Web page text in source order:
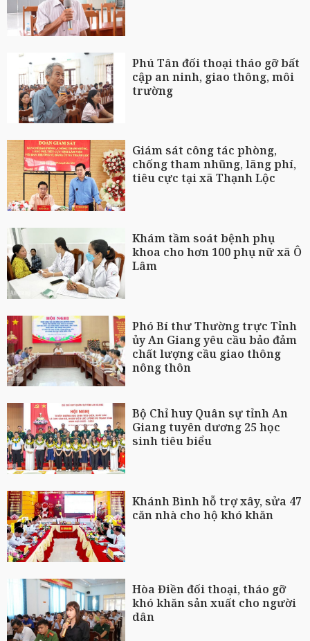
Phú Tân đối thoại tháo gỡ bất
cập an ninh, giao thông, môi
trường
Giám sát công tác phòng,
chống tham nhũng, lãng phí,
tiêu cực tại xã Thạnh Lộc
Khám tầm soát bệnh phụ
khoa cho hơn 100 phụ nữ xã Ô
Lâm
Phó Bí thư Thường trực Tỉnh
ủy An Giang yêu cầu bảo đảm
chất lượng cầu giao thông
nông thôn
Bộ Chỉ huy Quân sự tỉnh An
Giang tuyên dương 25 học
sinh tiêu biểu
Khánh Bình hỗ trợ xây, sửa 47
căn nhà cho hộ khó khăn
Hòa Điền đối thoại, tháo gỡ
khó khăn sản xuất cho người
dân